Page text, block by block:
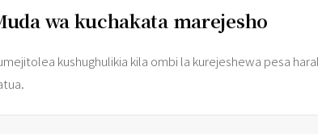
wa kuchakata marejesho
kushughulikia kila ombi la kurejeshewa pesa